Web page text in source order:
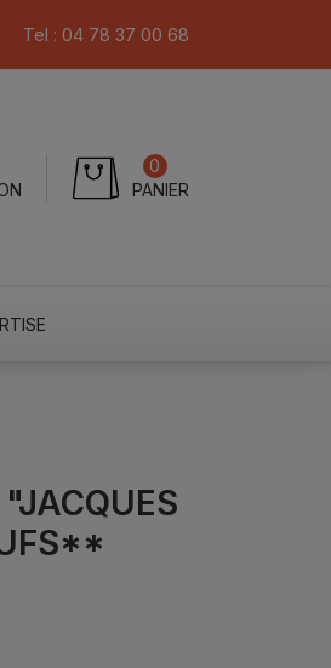
Tel : 04 78 37 00 68
PANIER
0